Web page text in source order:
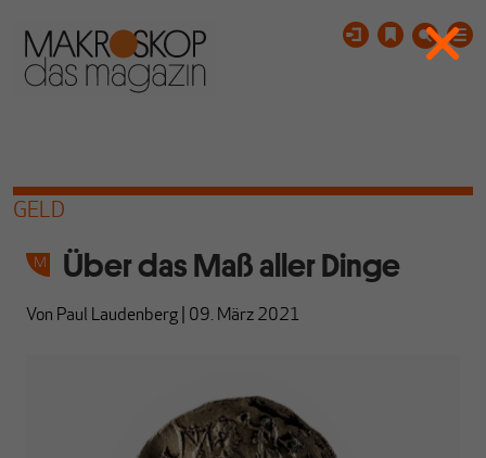
GELD
Über das Maß aller Dinge
Von Paul Laudenberg 09. März 2021